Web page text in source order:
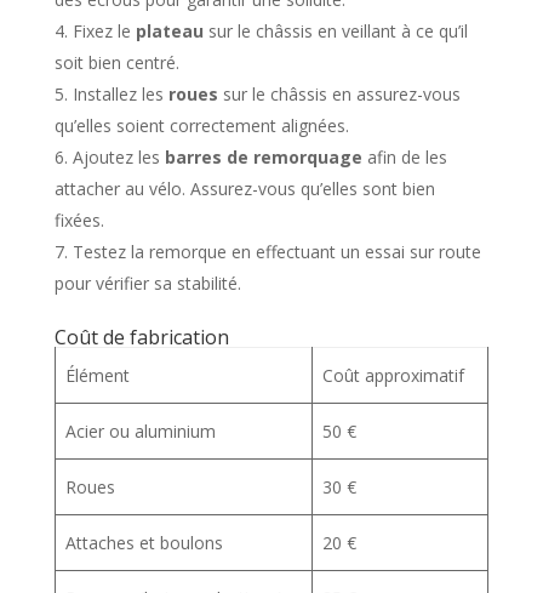
Fixez le plateau sur le châssis en veillant à ce qu’il
soit bien centré.
Installez les roues sur le châssis en assurez-vous
qu’elles soient correctement alignées.
Ajoutez les barres de remorquage afin de les
attacher au vélo. Assurez-vous qu’elles sont bien
fixées.
Testez la remorque en effectuant un essai sur route
pour vérifier sa stabilité.
Coût de fabrication
Élément Coût approximatif
Acier ou aluminium 50 €
Roues 30 €
Attaches et boulons 20 €